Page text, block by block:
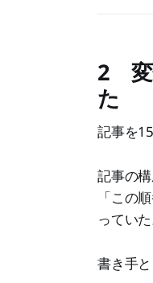
2 変
た
記事を
記事の
「この
っていた
書き手